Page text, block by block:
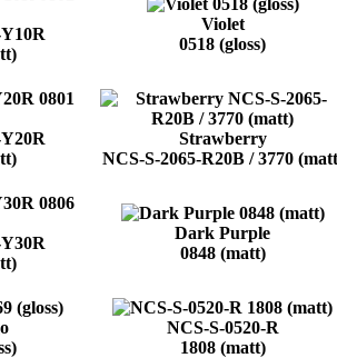
Violet
0518 (gloss)
Strawberry
NCS-S-2065-R20B / 3770
Dark Purple
0848 (matt)
NCS-S-0520-R
1808 (matt)